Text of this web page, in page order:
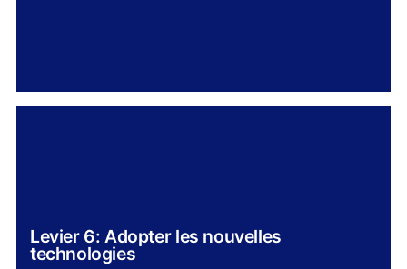
Levier 6: Adopter les nouvelles
technologies